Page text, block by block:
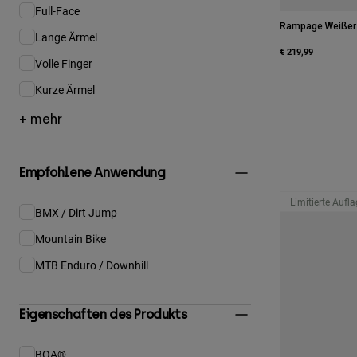
Full-Face
Eingrenzen nach Produktstil: Full-Face
Lange Ärmel
Eingrenzen nach Produktstil: Lange Ärmel
Volle Finger
Eingrenzen nach Produktstil: Volle Finger
Kurze Ärmel
Eingrenzen nach Produktstil: Kurze Ärmel
+ mehr
Empfohlene Anwendung
BMX / Dirt Jump
Eingrenzen nach Empfohlene Anwendung: BMX / Dirt Jump
Mountain Bike
Eingrenzen nach Empfohlene Anwendung: Mountain Bike
MTB Enduro / Downhill
Eingrenzen nach Empfohlene Anwendung: MTB Enduro / Downhill
Eigenschaften des Produkts
Rampage
€ 219,99
Limitierte